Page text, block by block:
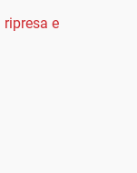
ripresa e